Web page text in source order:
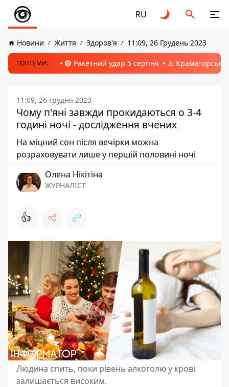
RU
Новини Життя Здоров'я 11:09, 26 Грудень 2023
ТОПТЕМИ: 🔴 Ракетний удар 5 серпня ⚠️ Краматорськ,
11:09, 26 грудня 2023
Чому п'яні завжди прокидаються о 3-4
годині ночі - дослідження вчених
На міцний сон після вечірки можна
розраховувати лише у першій половині ночі
Олена Нікітіна
ЖУРНАЛІСТ
👍
Людина спить, поки рівень алкоголю у крові
залишається високим.